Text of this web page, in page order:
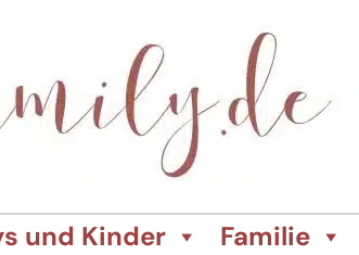
und Kinder Familie